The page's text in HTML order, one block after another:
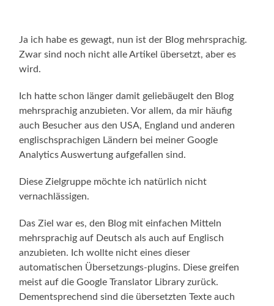
Ja ich habe es gewagt, nun ist der Blog mehrsprachig.
Zwar sind noch nicht alle Artikel übersetzt, aber es
wird.
Ich hatte schon länger damit geliebäugelt den Blog
mehrsprachig anzubieten. Vor allem, da mir häufig
auch Besucher aus den USA, England und anderen
englischsprachigen Ländern bei meiner Google
Analytics Auswertung aufgefallen sind.
Diese Zielgruppe möchte ich natürlich nicht
vernachlässigen.
Das Ziel war es, den Blog mit einfachen Mitteln
mehrsprachig auf Deutsch als auch auf Englisch
anzubieten. Ich wollte nicht eines dieser
automatischen Übersetzungs-plugins. Diese greifen
meist auf die Google Translator Library zurück.
Dementsprechend sind die übersetzten Texte auch